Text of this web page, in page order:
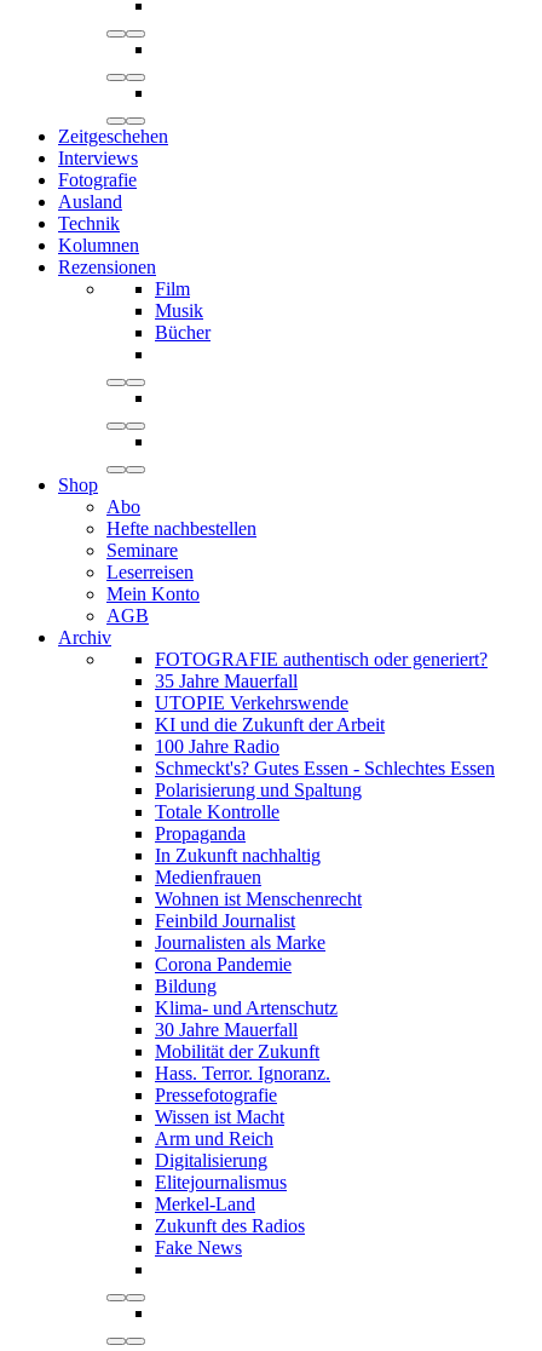
Zeitgeschehen
Interviews
Fotografie
Ausland
Technik
Kolumnen
Rezensionen
Film
Musik
Bücher
Shop
Abo
Hefte nachbestellen
Seminare
Leserreisen
Mein Konto
AGB
Archiv
FOTOGRAFIE authentisch oder generiert?
35 Jahre Mauerfall
UTOPIE Verkehrswende
KI und die Zukunft der Arbeit
100 Jahre Radio
Schmeckt's? Gutes Essen - Schlechtes Essen
Polarisierung und Spaltung
Totale Kontrolle
Propaganda
In Zukunft nachhaltig
Medienfrauen
Wohnen ist Menschenrecht
Feinbild Journalist
Journalisten als Marke
Corona Pandemie
Bildung
Klima- und Artenschutz
30 Jahre Mauerfall
Mobilität der Zukunft
Hass. Terror. Ignoranz.
Pressefotografie
Wissen ist Macht
Arm und Reich
Digitalisierung
Elitejournalismus
Merkel-Land
Zukunft des Radios
Fake News